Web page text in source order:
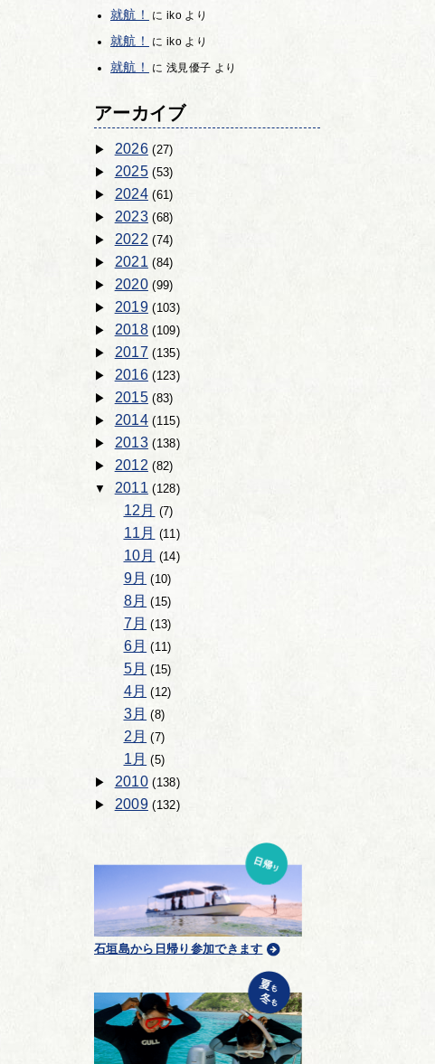
就航！ に ikoより
就航！ に ikoより
就航！ に 浅見優子 より
アーカイブ
2026(27)
2025(53)
2024(61)
2023(68)
2022(74)
2021(84)
2020(99)
2019(103)
2018(109)
2017 (135)
2016(123)
2015(83)
2014(115)
2013(138)
2012 (82)
2011(128)
12月 (7)
11月 (11)
10月 (14)
9月 (10)
8月 (15)
7月 (13)
6月 (11)
5月 (15)
4月 (12)
3月 (8)
2月 (7)
1月 (5)
2010(138)
2009(132)
石垣島から日帰り参加できます